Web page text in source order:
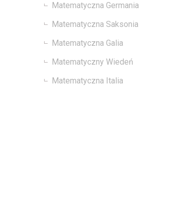
Matematyczna Germania
Matematyczna Saksonia
Matematyczna Galia
Matematyczny Wiedeń
Matematyczna Italia